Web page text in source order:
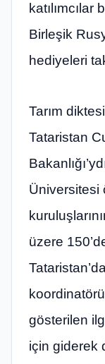
katılımcılar
Birleşik
hediyeleri
Tarım
Tataristan
Üniversitesi
üzere
gösterilen
için giderek